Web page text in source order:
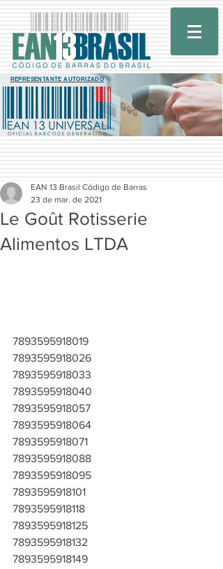
REPRESENTANTE AUTORIZADO
Le Goût Rotisserie
Alimentos LTDA
EAN 13 Brasil Código de Barras
23 de mar. de 2021
7893595918019
7893595918026
7893595918033
7893595918040
7893595918057
7893595918064
7893595918071
7893595918088
7893595918095
7893595918101
7893595918118
7893595918125
7893595918132
7893595918149